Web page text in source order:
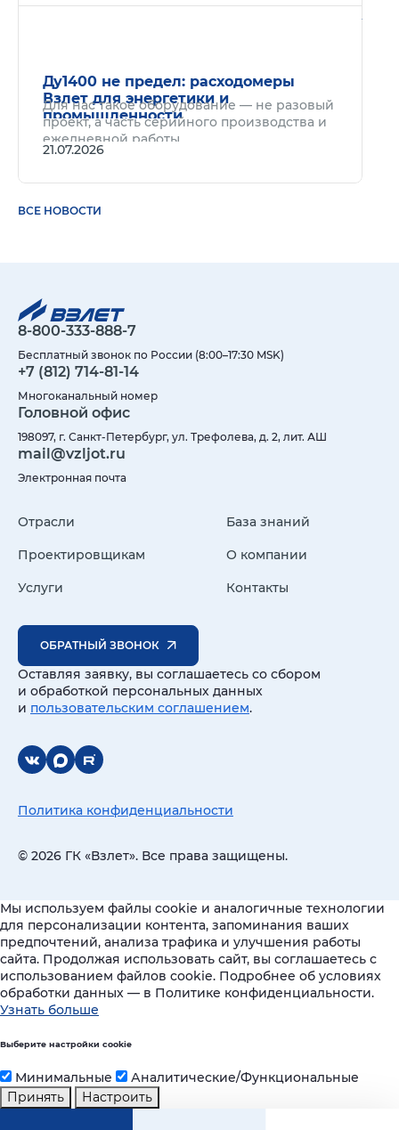
Ду1400 не предел: расходомеры
Взлет для энергетики и
промышленности
Для нас такое оборудование — не разовый
проект, а часть серийного производства и
ежедневной работы.
21.07.2026
ВСЕ НОВОСТИ
8-800-333-888-7
Бесплатный звонок по России (8:00–17:30 MSK)
+7 (812) 714-81-14
Многоканальный номер
Головной офис
198097, г. Санкт-Петербург, ул. Трефолева, д. 2, лит. АШ
mail@vzljot.ru
Электронная почта
Отрасли
Проектировщикам
Услуги
База знаний
О компании
Контакты
ОБРАТНЫЙ ЗВОНОК
Оставляя заявку, вы соглашаетесь со сбором
и обработкой персональных данных
и пользовательским соглашением.
© 2026 ГК «Взлет». Все права защищены.
Политика конфиденциальности
Мы используем файлы cookie и аналогичные технологии
для персонализации контента, запоминания ваших
предпочтений, анализа трафика и улучшения работы
сайта. Продолжая использовать сайт, вы соглашаетесь с
использованием файлов cookie. Подробнее об условиях
обработки данных — в Политике конфиденциальности.
Узнать больше
Выберите настройки cookie
Минимальные
Аналитические/Функциональные
Принять
Настроить